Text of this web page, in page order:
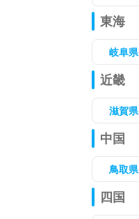
東海
岐阜県
近畿
滋賀県
中国
鳥取県
四国